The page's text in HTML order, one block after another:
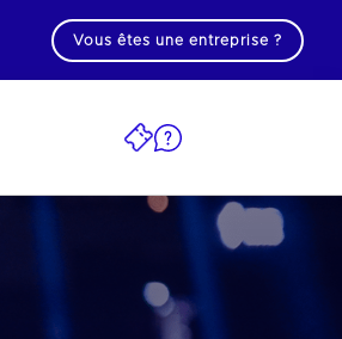
Vous êtes une entreprise ?